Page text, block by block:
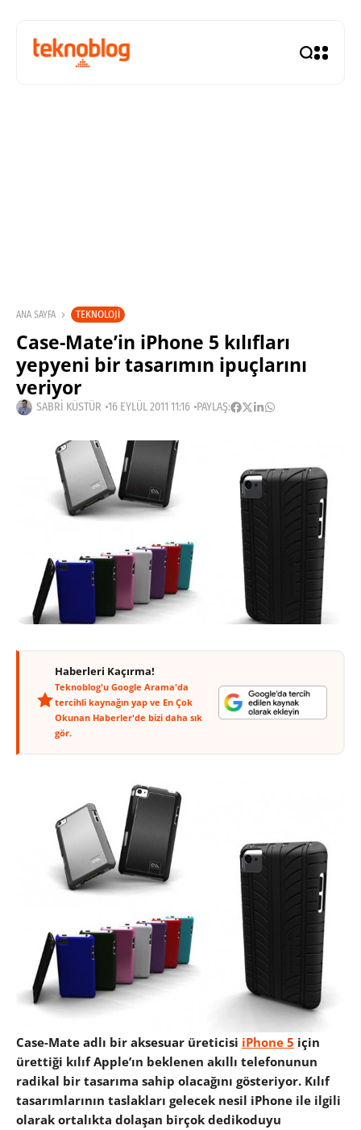
ANA SAYFA TEKNOLOJI
Case-Mate’in iPhone 5 kılıfları
yepyeni bir tasarımın ipuçlarını
veriyor
SABRI KÜSTÜR 16 EYLÜL 2011 11:16 PAYLAŞ:
Haberleri Kaçırma!
Teknoblog'u Google Arama'da
tercihli kaynağın yap ve En Çok
Okunan Haberler'de bizi daha sık
gör.
Case-Mate adlı bir aksesuar üreticisi iPhone 5 için
ürettiği kılıf Apple’ın beklenen akıllı telefonunun
radikal bir tasarıma sahip olacağını gösteriyor. Kılıf
tasarımlarının taslakları gelecek nesil iPhone ile ilgili
olarak ortalıkta dolaşan birçok dedikoduyu